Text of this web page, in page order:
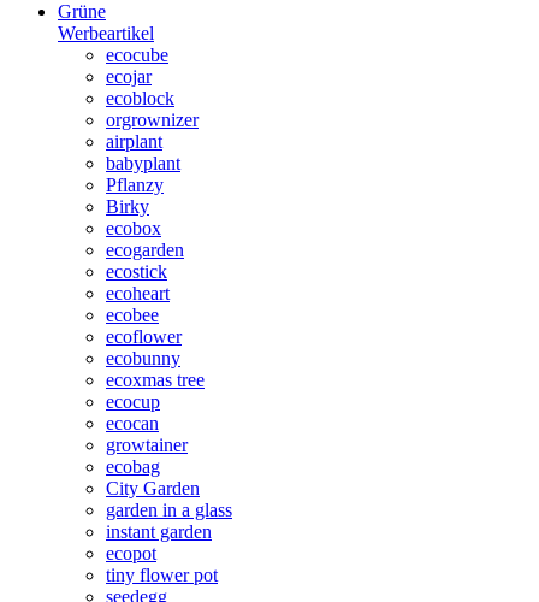
Grüne
Werbeartikel
ecocube
ecojar
ecoblock
orgrownizer
airplant
babyplant
Pflanzy
Birky
ecobox
ecogarden
ecostick
ecoheart
ecobee
ecoflower
ecobunny
ecoxmas tree
ecocup
ecocan
growtainer
ecobag
City Garden
garden in a glass
instant garden
ecopot
tiny flower pot
seedegg